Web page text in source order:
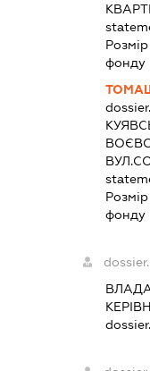
фонду
фонду